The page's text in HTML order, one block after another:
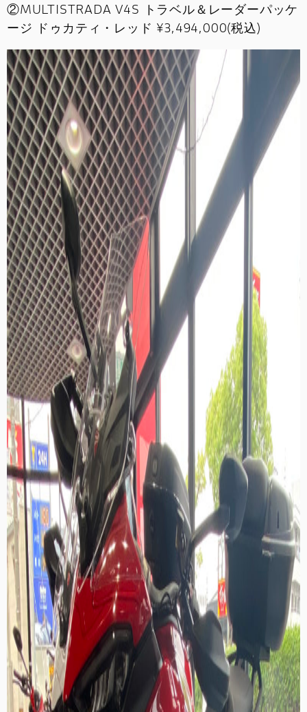
②MULTISTRADA V4S トラベル＆レーダーパッケ
ージ ドゥカティ・レッド ¥3,494,000(税込)